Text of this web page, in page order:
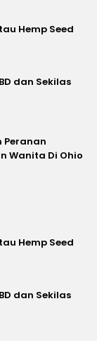
Hemp Seed
dan Sekilas
Peranan
Wanita Di Ohio
Hemp Seed
dan Sekilas